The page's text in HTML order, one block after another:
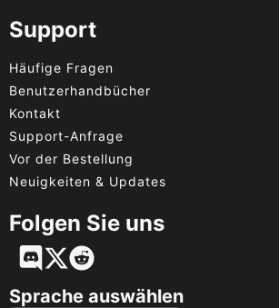
Support
Häufige Fragen
Benutzerhandbücher
Kontakt
Support-Anfrage
Vor der Bestellung
Neuigkeiten & Updates
Folgen Sie uns
Sprache auswählen
English
Français